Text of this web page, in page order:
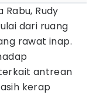
Rudy
dari ruang
rawat inap.
antrean
kerap